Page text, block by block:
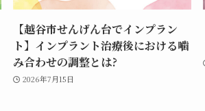
【越谷市せんげん台でインプラン
ト】インプラント治療後における噛
み合わせの調整とは?
2026年7月15日